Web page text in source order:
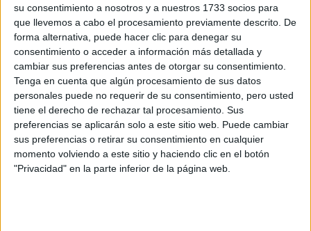
su consentimiento a nosotros y a nuestros 1733 socios para
que llevemos a cabo el procesamiento previamente descrito. De
forma alternativa, puede hacer clic para denegar su
consentimiento o acceder a información más detallada y
cambiar sus preferencias antes de otorgar su consentimiento.
Tenga en cuenta que algún procesamiento de sus datos
personales puede no requerir de su consentimiento, pero usted
tiene el derecho de rechazar tal procesamiento. Sus
preferencias se aplicarán solo a este sitio web. Puede cambiar
sus preferencias o retirar su consentimiento en cualquier
momento volviendo a este sitio y haciendo clic en el botón
"Privacidad" en la parte inferior de la página web.
Rallyes
WRC
S-CER
ERC